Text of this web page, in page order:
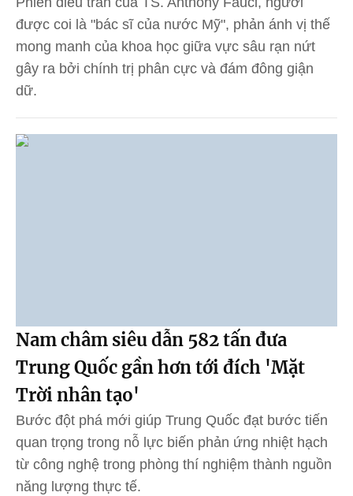
được coi là "bác sĩ của nước Mỹ", phản ánh vị thế
mong manh của khoa học giữa vực sâu rạn nứt
gây ra bởi chính trị phân cực và đám đông giận
dữ.
Nam châm siêu dẫn 582 tấn đưa
Trung Quốc gần hơn tới đích 'Mặt
Trời nhân tạo'
Bước đột phá mới giúp Trung Quốc đạt bước tiến
quan trọng trong nỗ lực biến phản ứng nhiệt hạch
từ công nghệ trong phòng thí nghiệm thành nguồn
năng lượng thực tế.